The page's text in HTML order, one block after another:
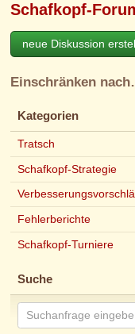
Schafkopf-
neue Diskussion
Einschränken
Kategorien
Tratsch
Schafkopf-Strategie
Fehlerberichte
Schafkopf-Turniere
Suche